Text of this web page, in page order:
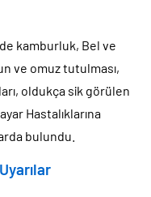
kamburluk, Bel ve
ve omuz tutulması,
oldukça sik görülen
Hastalıklarına
bulundu.